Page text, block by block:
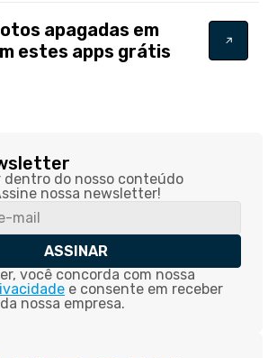
apagadas em
estes apps grátis
dentro do nosso conteúdo
nossa newsletter!
ASSINAR
você concorda com nossa
e consente em receber
nossa empresa.